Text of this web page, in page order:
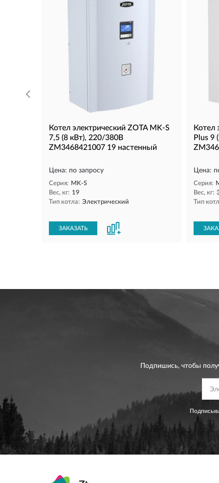
Котел электрический ZOTA MK-S
7,5 (8 кВт), 220/380В
ZM3468421007 19 настенный
Цена: по запросу
Серия: MK-S
Вес, кг: 19
Тип котла: Электрический
ЗАКАЗАТЬ
Котел
Plus 9
Цена:
Серия:
Вес, кг:
Тип
Подпишись, чтобы